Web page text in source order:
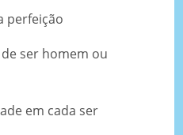
perfeição
ser homem ou
em cada ser